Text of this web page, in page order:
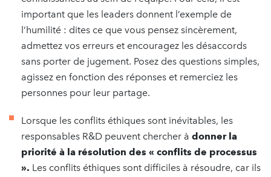
important que les leaders donnent l’exemple de
l’humilité : dites ce que vous pensez sincèrement,
admettez vos erreurs et encouragez les désaccords
sans porter de jugement. Posez des questions simples,
agissez en fonction des réponses et remerciez les
personnes pour leur partage.
Lorsque les conflits éthiques sont inévitables, les
responsables R&D peuvent chercher à donner la
priorité à la résolution des « conflits de processus
». Les conflits éthiques sont difficiles à résoudre, car ils